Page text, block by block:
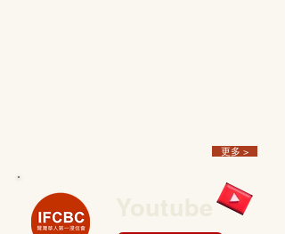
更多 >